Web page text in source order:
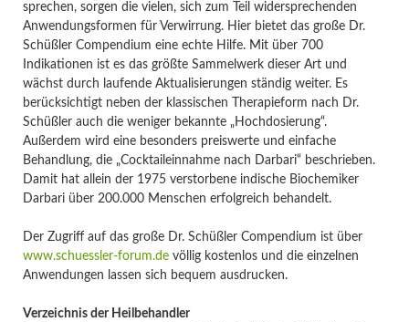
sprechen, sorgen die vielen, sich zum Teil widersprechenden
Anwendungsformen für Verwirrung. Hier bietet das große Dr.
Schüßler Compendium eine echte Hilfe. Mit über 700
Indikationen ist es das größte Sammelwerk dieser Art und
wächst durch laufende Aktualisierungen ständig weiter. Es
berücksichtigt neben der klassischen Therapieform nach Dr.
Schüßler auch die weniger bekannte „Hochdosierung“.
Außerdem wird eine besonders preiswerte und einfache
Behandlung, die „Cocktaileinnahme nach Darbari“ beschrieben.
Damit hat allein der 1975 verstorbene indische Biochemiker
Darbari über 200.000 Menschen erfolgreich behandelt.
Der Zugriff auf das große Dr. Schüßler Compendium ist über
www.schuessler-forum.devöllig kostenlos und die einzelnen
Anwendungen lassen sich bequem ausdrucken.
Verzeichnis der Heilbehandler